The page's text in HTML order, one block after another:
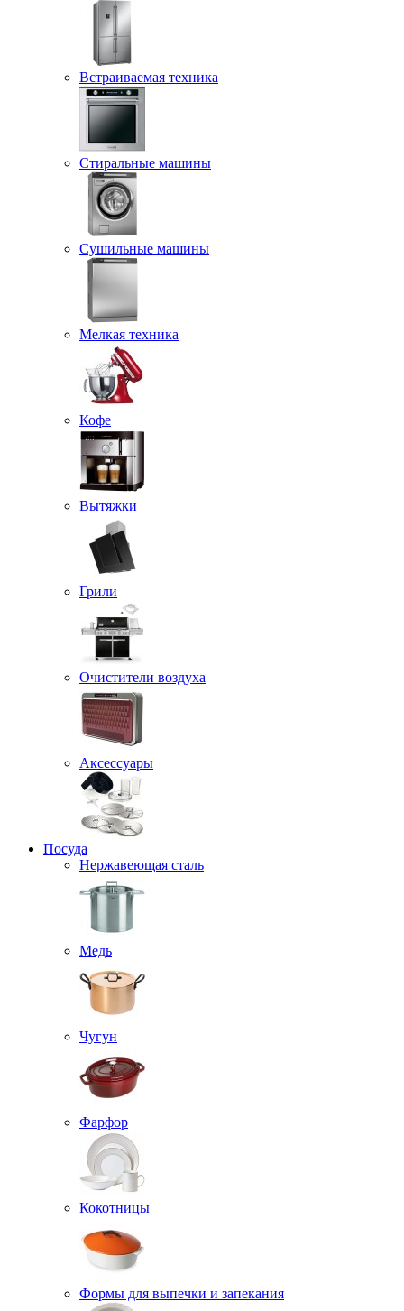
Встраиваемая техника
Стиральные машины
Сушильные машины
Мелкая техника
Кофе
Вытяжки
Грили
Очистители воздуха
Аксессуары
Посуда
Нержавеющая сталь
Медь
Чугун
Фарфор
Кокотницы
Формы для выпечки и запекания